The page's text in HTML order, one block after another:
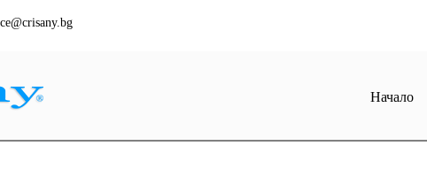
Начало